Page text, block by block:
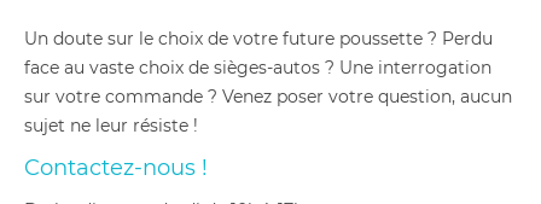
Un doute sur le choix de votre future poussette ? Perdu
face au vaste choix de sièges-autos ? Une interrogation
sur votre commande ? Venez poser votre question, aucun
sujet ne leur résiste !
Contactez-nous !